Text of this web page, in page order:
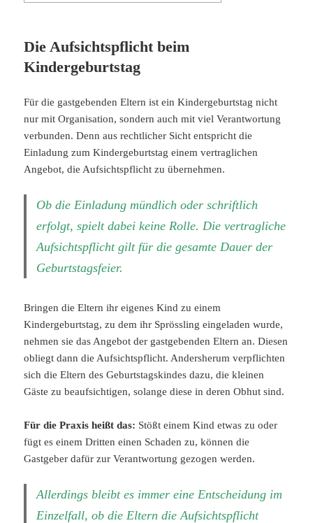
Die Aufsichtspflicht beim
Kindergeburtstag
Für die gastgebenden Eltern ist ein Kindergeburtstag nicht
nur mit Organisation, sondern auch mit viel Verantwortung
verbunden. Denn aus rechtlicher Sicht entspricht die
Einladung zum Kindergeburtstag einem vertraglichen
Angebot, die Aufsichtspflicht zu übernehmen.
Ob die Einladung mündlich oder schriftlich
erfolgt, spielt dabei keine Rolle. Die vertragliche
Aufsichtspflicht gilt für die gesamte Dauer der
Geburtstagsfeier.
Bringen die Eltern ihr eigenes Kind zu einem
Kindergeburtstag, zu dem ihr Sprössling eingeladen wurde,
nehmen sie das Angebot der gastgebenden Eltern an. Diesen
obliegt dann die Aufsichtspflicht. Andersherum verpflichten
sich die Eltern des Geburtstagskindes dazu, die kleinen
Gäste zu beaufsichtigen, solange diese in deren Obhut sind.
Für die Praxis heißt das: Stößt einem Kind etwas zu oder
fügt es einem Dritten einen Schaden zu, können die
Gastgeber dafür zur Verantwortung gezogen werden.
Allerdings bleibt es immer eine Entscheidung im
Einzelfall, ob die Eltern die Aufsichtspflicht